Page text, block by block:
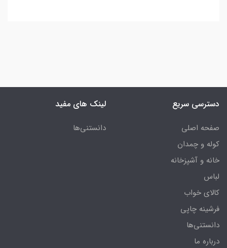
دسترسی سریع
صفحه اصلی
کوله و چمدان
خانه و آشپزخانه
لباس
کالای خواب
فرشینه چاپی
دانستنی‌ها
درباره ما
لینک های مفید
دانستنی‌ها